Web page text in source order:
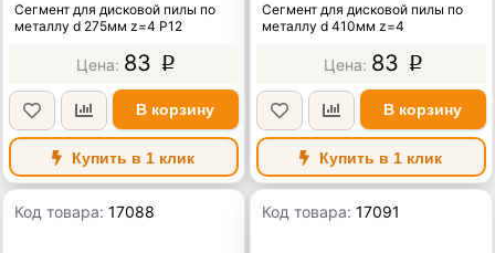
Сегмент для дисковой пилы по
металлу d 275мм z=4 Р12
83 p
В корзину
Купить в 1 клик
Сегмент для дисковой пилы по
металлу d 410мм z=4
83 p
В корзину
Купить в 1 клик
Код товара:17088 Код товара:17091